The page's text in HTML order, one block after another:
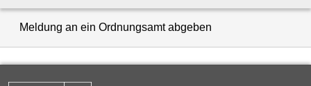
Meldung an ein Ordnungsamt abgeben